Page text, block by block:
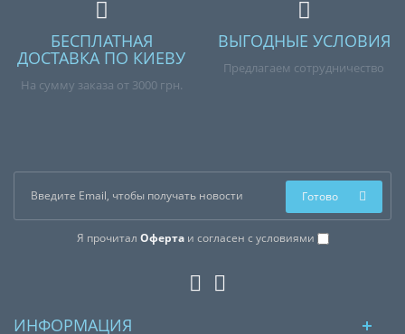
БЕСПЛАТНАЯ
ДОСТАВКА ПО КИЕВУ
На сумму заказа от 3000 грн.
ВЫГОДНЫЕ УСЛОВИЯ
Предлагаем сотрудничество
Я прочитал Офертаи согласен с условиями
Готово
ИНФОРМАЦИЯ